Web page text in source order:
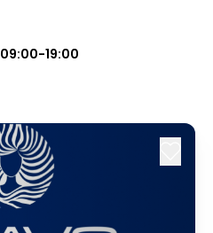
09:00-19:00